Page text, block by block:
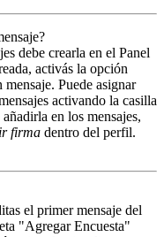
debe crearla en el Panel
activás la opción
Puede asignar
activando la casilla
en los mensajes,
firma dentro del perfil.
el primer mensaje del
"Agregar Encuesta"